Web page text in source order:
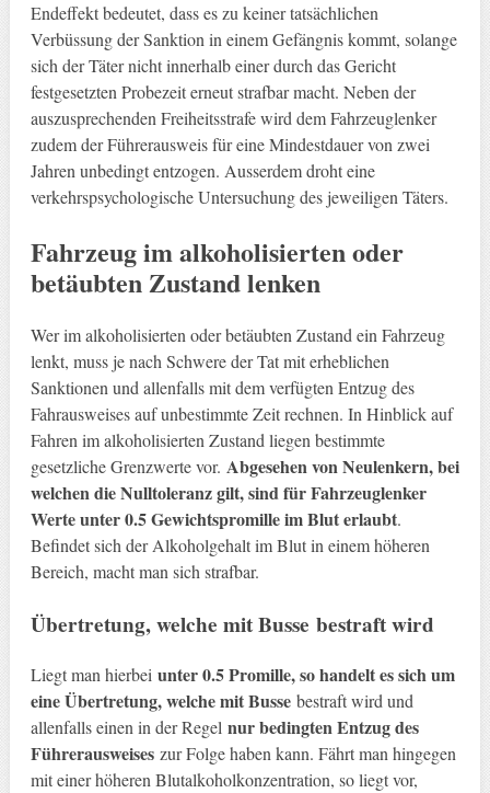
Endeffekt bedeutet, dass es zu keiner tatsächlichen
Verbüssung der Sanktion in einem Gefängnis kommt, solange
sich der Täter nicht innerhalb einer durch das Gericht
festgesetzten Probezeit erneut strafbar macht. Neben der
auszusprechenden Freiheitsstrafe wird dem Fahrzeuglenker
zudem der Führerausweis für eine Mindestdauer von zwei
Jahren unbedingt entzogen. Ausserdem droht eine
verkehrspsychologische Untersuchung des jeweiligen Täters.
Fahrzeug im alkoholisierten oder
betäubten Zustand lenken
Wer im alkoholisierten oder betäubten Zustand ein Fahrzeug
lenkt, muss je nach Schwere der Tat mit erheblichen
Sanktionen und allenfalls mit dem verfügten Entzug des
Fahrausweises auf unbestimmte Zeit rechnen. In Hinblick auf
Fahren im alkoholisierten Zustand liegen bestimmte
gesetzliche Grenzwerte vor. Abgesehen von Neulenkern, bei
welchen die Nulltoleranz gilt, sind für Fahrzeuglenker
Werte unter 0.5 Gewichtspromille im Blut erlaubt.
Befindet sich der Alkoholgehalt im Blut in einem höheren
Bereich, macht man sich strafbar.
Übertretung, welche mit Busse bestraft wird
Liegt man hierbei unter 0.5 Promille, so handelt es sich um
eine Übertretung, welche mit Bussebestraft wird und
allenfalls einen in der Regel nur bedingten Entzug des
Führerausweiseszur Folge haben kann. Fährt man hingegen
mit einer höheren Blutalkoholkonzentration, so liegt vor,